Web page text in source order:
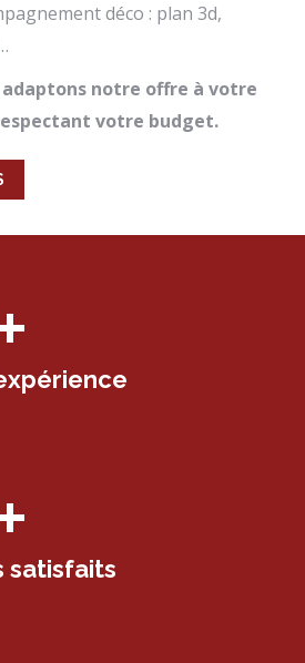
déco : plan 3d,
adaptons notre offre à votre
votre budget.
satisfaits